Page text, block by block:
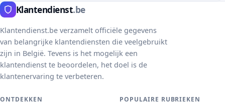
Klantendienst.be
Klantendienst.be verzamelt officiële gegevens
van belangrijke klantendiensten die veelgebruikt
zijn in België. Tevens is het mogelijk een
klantendienst te beoordelen, het doel is de
klantenervaring te verbeteren.
ONTDEKKEN POPULAIRE RUBRIEKEN